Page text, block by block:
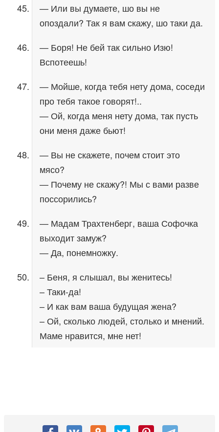
— Или вы думаете, шо вы не
опоздали? Так я вам скажу, шо таки да.
— Боря! Не бей так сильно Изю!
Вспотеешь!
— Мойше, когда тебя нету дома, соседи
про тебя такое говорят!..
— Ой, когда меня нету дома, так пусть
они меня даже бьют!
— Вы не скажете, почем стоит это
мясо?
— Почему не скажу?! Мы с вами разве
поссорились?
— Мадам Трахтенберг, ваша Софочка
выходит замуж?
— Да, понемножку.
– Беня, я слышал, вы женитесь!
– Таки-да!
– И как вам ваша будущая жена?
– Ой, сколько людей, столько и мнений.
Маме нравится, мне нет!